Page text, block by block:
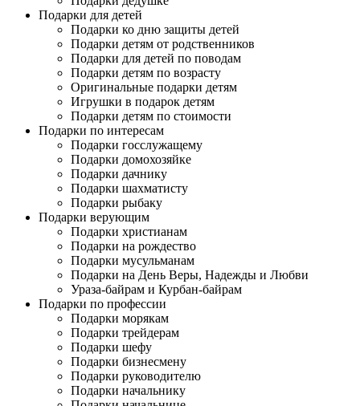
Подарки для детей
Подарки ко дню защиты детей
Подарки детям от родственников
Подарки для детей по поводам
Подарки детям по возрасту
Оригинальные подарки детям
Игрушки в подарок детям
Подарки детям по стоимости
Подарки по интересам
Подарки госслужащему
Подарки домохозяйке
Подарки дачнику
Подарки шахматисту
Подарки рыбаку
Подарки верующим
Подарки христианам
Подарки на рождество
Подарки мусульманам
Подарки на День Веры, Надежды и Любви
Ураза-байрам и Курбан-байрам
Подарки по профессии
Подарки морякам
Подарки трейдерам
Подарки шефу
Подарки бизнесмену
Подарки руководителю
Подарки начальнику